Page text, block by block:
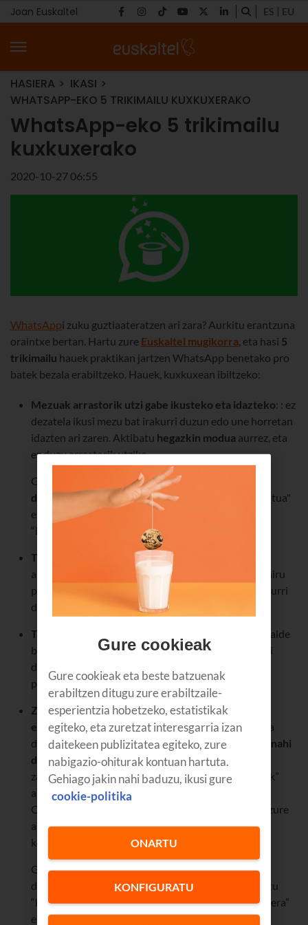
Joan Euskaltel ES EU
HASIERA
IKASI
WHATSAPP-EKO 5 TRIKIMAILU KUXKUXERAKO
WhatsApp-eko 5 trikimailu
kuxkuxerako
2020-10-27 06:55
WhatsAppi zuku guztiaateratzen ari zara? Aurkitu erantzuna
oraintxe bertan. Hartu zure Euskaltel mugikorra, eta hasi 5
trikimailu hauek praktikan jartzen WhatsApp benetako pro
batek bezala erabiltzeko. Hauek, kuxkuxean ibiltzeko:
Mezuak arrastorik utzi gabe ikusteko eta idazteko: : ez
dezatela ikusi mezu bat irakurri duzun edo une horretan
idazten ari zaren. Aktibatu hegazkin modua aurrez, eta
ez duzu arrastorik utziko.
Gogoratu
marka urdin bikoitza ere desaktiba
dezakezula: joan "ezarpenak" atalera, hautatu "kontua"
eta, ondoren, "pribatutasuna". Han, desautatu
“irakurketa-baieztapenak” aukera.
Talde batean mezua nork irakurri duen jakiteko
aukeratu idatzi duzun mezua, sakatu goiko aldeko hiru
puntuak, eta aukeratu “info”; ikusiko duzu nork irakurri
duen eta zer ordutan irakurri duen.
Taldeko mezu bati modu pribatuan erantzuteko
: talde
batean zaude eta pertsona bakar bati erantzun nahi
diozu; bada, aukeratu mezua eta sakatu “erantzun
pribatuan” goiko hiru puntuen menuan.
Zure profil-argazkia eta egoera gutxi batzuei
ezkutatzeko: kuxkuxeroetatik babesteko konfigura
dezakezu zure WhatsAppa. Aukeratunork ikustea nahi
duzun zure argazkia, nagusiak oporretan non egon
zaren jakin ez dezan. Joan WhatsApp-en “ezarpenak”
atalera, eta hautatu “kontua” eta “pribatutasuna”.
Ondoren, sakatu “profileko argazkia”, eta aukeratu zure
aurpegia nork ikustea nahi duzun: denek, nire
kontaktuek edo inork ez.
Gauza bera zureegoera-eguneratzeaknork ikus
ditzakeen aukeratzeko. “Ezarpenak” atalean, hautatu
“kontua” eta “pribatutasuna”. Ondoren, sakatu “egoera”
eta markatu hauetako bat: “nire kontaktuak”, “nire
Gure cookieak
Gure cookieak eta beste batzuenak
erabiltzen ditugu zure erabiltzaile-
esperientzia hobetzeko, estatistikak
egiteko, eta zuretzat interesgarria izan
daitekeen publizitatea egiteko, zure
nabigazio-ohiturak kontuan hartuta.
Gehiago jakin nahi baduzu, ikusi gure
cookie-politika
KONFIGURATU
ONARTU